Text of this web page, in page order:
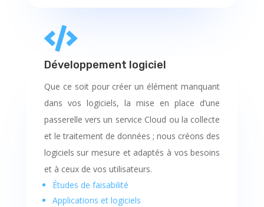

Développement logiciel
Que ce soit pour créer un élément manquant
dans vos logiciels, la mise en place d’une
passerelle vers un service Cloud ou la collecte
et le traitement de données ; nous créons des
logiciels sur mesure et adaptés à vos besoins
et à ceux de vos utilisateurs.
Études de faisabilité
Applications et logiciels